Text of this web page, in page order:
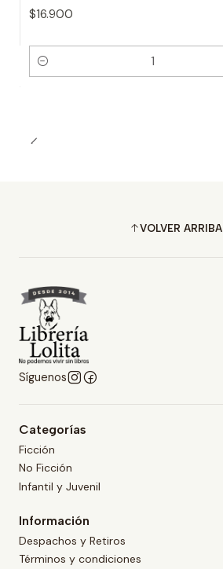
$16.900
Cantidad
VOLVER ARRIBA
Síguenos
Categorías
Ficción
No Ficción
Infantil y Juvenil
Información
Despachos y Retiros
Términos y condiciones